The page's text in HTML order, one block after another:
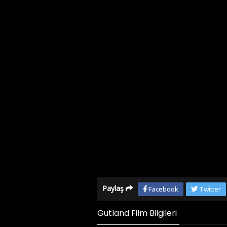
Paylaş Facebook Twitter
Gutland Film Bilgileri